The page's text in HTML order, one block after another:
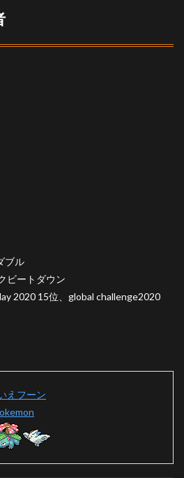
ブル
ビートダウン
2020 15位、global challenge2020
えフーン